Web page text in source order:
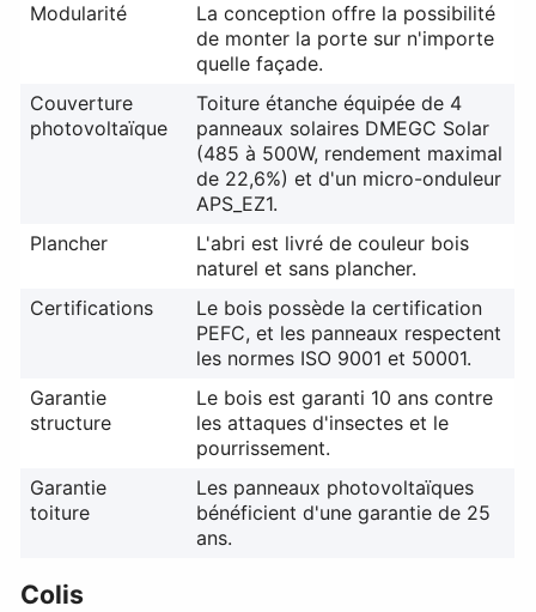
Modularité
La conception offre la possibilité
de monter la porte sur n'importe
quelle façade.
Couverture
photovoltaïque
Toiture étanche équipée de 4
panneaux solaires DMEGC Solar
(485 à 500W, rendement maximal
de 22,6%) et d'un micro-onduleur
APS_EZ1.
Plancher
L'abri est livré de couleur bois
naturel et sans plancher.
Certifications
Le bois possède la certification
PEFC, et les panneaux respectent
les normes ISO 9001 et 50001.
Garantie
structure
Le bois est garanti 10 ans contre
les attaques d'insectes et le
pourrissement.
Garantie
toiture
Les panneaux photovoltaïques
bénéficient d'une garantie de 25
ans.
Colis